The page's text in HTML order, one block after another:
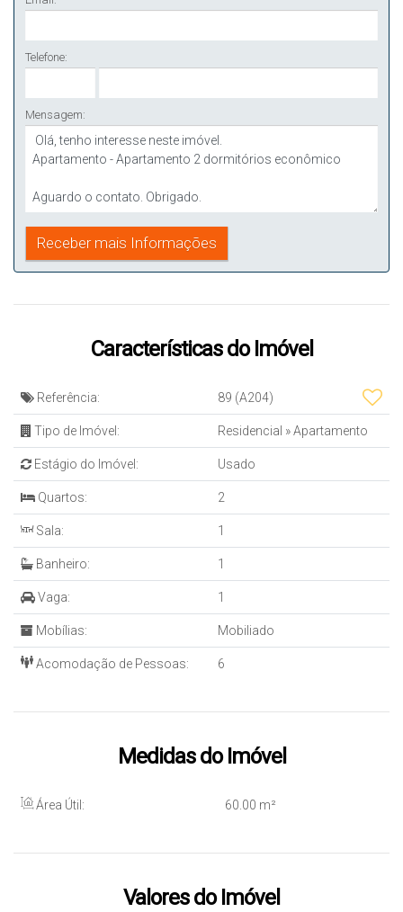
Telefone:
Mensagem:
Características do Imóvel
Referência: 89 (A204)
Tipo de Imóvel: Residencial »Apartamento
Estágio do Imóvel: Usado
Quartos: 2
Sala: 1
Banheiro: 1
Vaga: 1
Mobílias: Mobiliado
Acomodação de Pessoas: 6
Medidas do Imóvel
Área Útil: 60.00 m²
Valores do Imóvel